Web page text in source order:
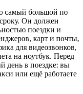
самый большой по
Он должен
поездки и
карт и почты,
для видеозвонков,
на ноутбук. Перед
день в поездке: вы
или ещё работаете